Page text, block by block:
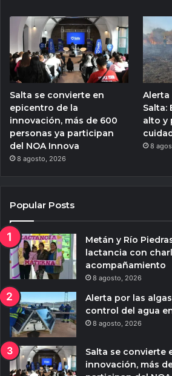
Salta se convierte en
epicentro de la
innovación, más de 600
personas ya participan
del NOA Innova
8 agosto, 2026
Salta:
alto y
8
Popular Posts
Metán y Río
lactancia con
acompañamiento
8 agosto, 2026
Alerta por las
control del agua
8 agosto, 2026
Salta se convierte
innovación, más